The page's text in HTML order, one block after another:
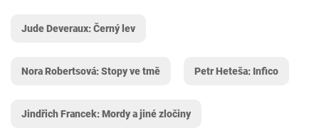
Jude Deveraux: Černý lev
Nora Robertsová: Stopy ve tmě Petr Heteša: Infico
Jindřich Francek: Mordy a jiné zločiny